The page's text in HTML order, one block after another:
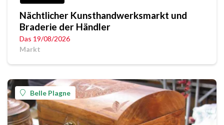
Nächtlicher Kunsthandwerksmarkt und
Braderie der Händler
Das 19/08/2026
Markt
Belle Plagne